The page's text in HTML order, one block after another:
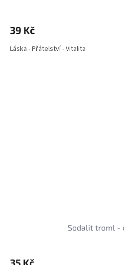
39 Kč
Láska - Přátelství - Vitalita
Sodalit troml -